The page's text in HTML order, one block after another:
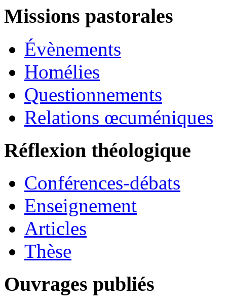
Missions pastorales
Évènements
Homélies
Questionnements
Relations œcuméniques
Réflexion théologique
Conférences-débats
Enseignement
Articles
Thèse
Ouvrages publiés